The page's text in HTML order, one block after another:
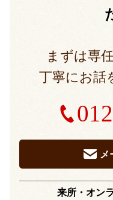
まずは専
丁寧にお話
メ
来所・オン